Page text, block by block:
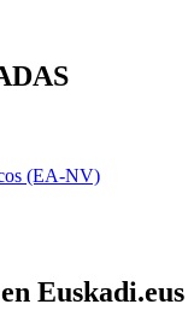
(EA-NV)
Euskadi.eus